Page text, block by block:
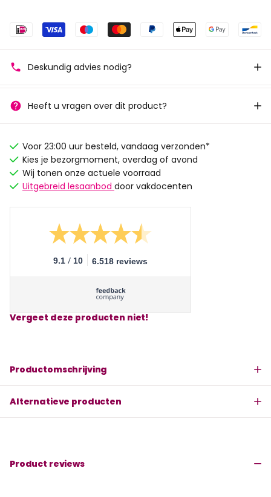
Deskundig advies nodig?
Heeft u vragen over dit product?
Voor 23:00 uur besteld, vandaag verzonden*
Kies je bezorgmoment, overdag of avond
Wij tonen onze actuele voorraad
Uitgebreid lesaanbod door vakdocenten
9.1 / 10 6.518 reviews
Vergeet deze producten niet!
Productomschrijving
Alternatieve producten
Product reviews